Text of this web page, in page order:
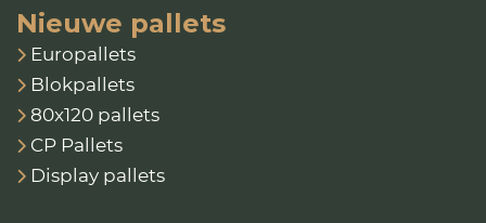
Nieuwe pallets
Europallets
Blokpallets
80x120 pallets
CP Pallets
Display pallets